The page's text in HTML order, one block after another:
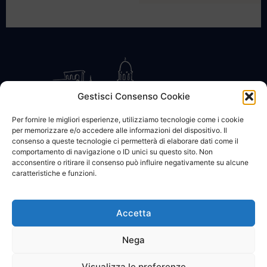
Gestisci Consenso Cookie
Per fornire le migliori esperienze, utilizziamo tecnologie come i cookie
per memorizzare e/o accedere alle informazioni del dispositivo. Il
consenso a queste tecnologie ci permetterà di elaborare dati come il
comportamento di navigazione o ID unici su questo sito. Non
acconsentire o ritirare il consenso può influire negativamente su alcune
caratteristiche e funzioni.
Accetta
Nega
CONTATTACI COOKIE POLICY PRIVACY
© 2002 - 2026 SanBartolomeo.info :::: powered by Go Web snc |